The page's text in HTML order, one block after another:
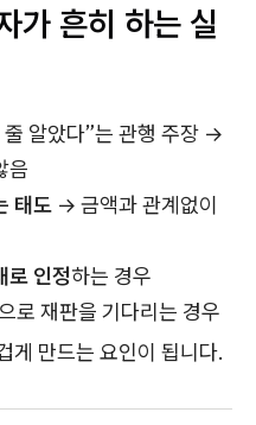
가 흔히 하는 실
알았다”는 관행 주장 →
음
태도 → 금액과 관계없이
로 인정하는 경우
로 재판을 기다리는 경우
게 만드는 요인이 됩니다.